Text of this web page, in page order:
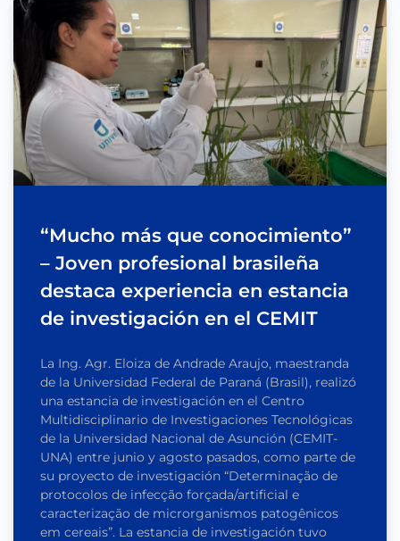
“Mucho más que conocimiento”
– Joven profesional brasileña
destaca experiencia en estancia
de investigación en el CEMIT
La Ing. Agr. Eloiza de Andrade Araujo, maestranda
de la Universidad Federal de Paraná (Brasil), realizó
una estancia de investigación en el Centro
Multidisciplinario de Investigaciones Tecnológicas
de la Universidad Nacional de Asunción (CEMIT-
UNA) entre junio y agosto pasados, como parte de
su proyecto de investigación “Determinação de
protocolos de infecção forçada/artificial e
caracterização de microrganismos patogênicos
em cereais”. La estancia de investigación tuvo